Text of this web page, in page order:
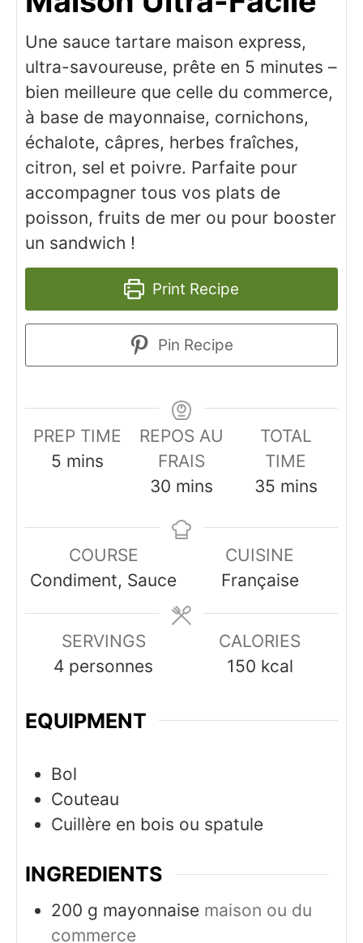
Une sauce tartare maison express,
ultra-savoureuse, prête en 5 minutes –
bien meilleure que celle du commerce,
à base de mayonnaise, cornichons,
échalote, câpres, herbes fraîches,
citron, sel et poivre. Parfaite pour
accompagner tous vos plats de
poisson, fruits de mer ou pour booster
un sandwich !
Print Recipe
Pin Recipe
PREP TIME
5minutes
mins
REPOS AU
FRAIS
30 minutes
mins
TOTAL
TIME
35minutes
mins
COURSE
Condiment, Sauce
CUISINE
Française
SERVINGS
4 personnes
CALORIES
150 kcal
EQUIPMENT
Bol
Couteau
Cuillère en bois ou spatule
INGREDIENTS
200 g mayonnaise maison ou du
commerce